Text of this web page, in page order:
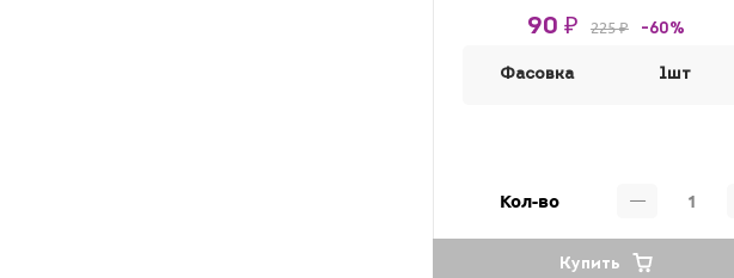
90 ₽ 225 ₽ -60%
Фасовка 1шт
Кол-во
Купить